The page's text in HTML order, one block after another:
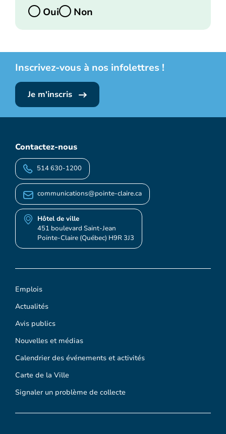
Oui
Non
Inscrivez-vous à nos infolettres !
Je m'inscris
Emplois
Actualités
Avis publics
Nouvelles et médias
Calendrier des événements et activités
Carte de la Ville
Signaler un problème de collecte
Contactez-nous
514 630-1200
communications@pointe-claire.ca
Hôtel de ville
451 boulevard Saint-Jean
Pointe-Claire (Québec) H9R 3J3